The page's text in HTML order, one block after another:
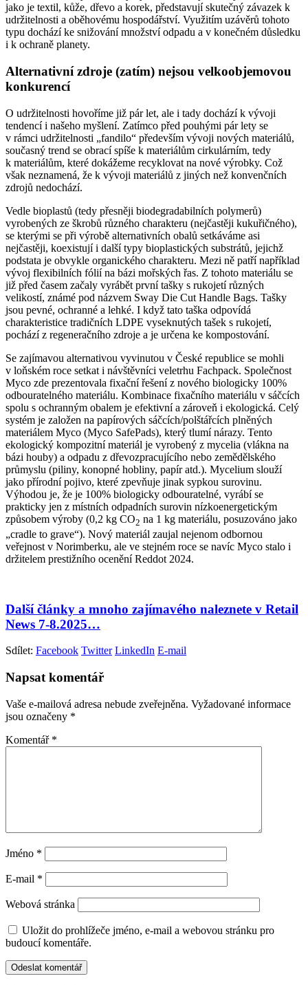
jako je textil, kůže, dřevo a korek, představují skutečný závazek k
udržitelnosti a oběhovému hospodářství. Využitím uzávěrů tohoto
typu dochází ke snižování množství odpadu a v konečném důsledku
i k ochraně planety.
Alternativní zdroje (zatím) nejsou velkoobjemovou
konkurencí
O udržitelnosti hovoříme již pár let, ale i tady dochází k vývoji
tendencí i našeho myšlení. Zatímco před pouhými pár lety se
v rámci udržitelnosti „fandilo“ především vývoji nových materiálů,
současný trend se obrací spíše k materiálům cirkulárním, tedy
k materiálům, které dokážeme recyklovat na nové výrobky. Což
však neznamená, že k vývoji materiálů z jiných než konvenčních
zdrojů nedochází.
Vedle bioplastů (tedy přesněji biodegradabilních polymerů)
vyrobených ze škrobů různého charakteru (nejčastěji kukuřičného),
se kterými se při výrobě alternativních obalů setkáváme asi
nejčastěji, koexistují i další typy bioplastických substrátů, jejichž
podstata je obvykle organického charakteru. Mezi ně patří například
vývoj flexibilních fólií na bázi mořských řas. Z tohoto materiálu se
již před časem začaly vyrábět první tašky s rukojetí různých
velikostí, známé pod názvem Sway Die Cut Handle Bags. Tašky
jsou pevné, ochranné a lehké. I když tato taška odpovídá
charakteristice tradičních LDPE vyseknutých tašek s rukojetí,
pochází z regeneračního zdroje a je určena ke kompostování.
Se zajímavou alternativou vyvinutou v České republice se mohli
v loňském roce setkat i návštěvníci veletrhu Fachpack. Společnost
Myco zde prezentovala fixační řešení z nového biologicky 100%
odbouratelného materiálu. Kombinace fixačního materiálu v sáčcích
spolu s ochranným obalem je efektivní a zároveň i ekologická. Celý
systém je založen na papírových sáčcích/polštářcích plněných
materiálem Myco (Myco SafePads), který tlumí nárazy. Tento
ekologický kompozitní materiál je vyrobený z mycelia (vlákna na
bázi houby) a odpadu z dřevozpracujícího nebo zemědělského
průmyslu (piliny, konopné hobliny, papír atd.). Mycelium slouží
jako přírodní pojivo, které zpevňuje jinak sypkou surovinu.
Výhodou je, že je 100% biologicky odbouratelné, vyrábí se
prakticky jen z místních odpadních surovin nízkoenergetickým
způsobem výroby (0,2 kg CO2 na 1 kg materiálu, posuzováno jako
„cradle to grave“). Nový materiál zaujal nejenom odbornou
veřejnost v Norimberku, ale ve stejném roce se navíc Myco stalo i
držitelem prestižního ocenění Reddot 2024.
Další články a mnoho zajímavého naleznete v Retail
News 7-8.2025…
Sdílet: Facebook Twitter LinkedIn E-mail
Napsat komentář
Vaše e-mailová adresa nebude zveřejněna. Vyžadované informace
jsou označeny *
Komentář *
Jméno *
E-mail *
Webová stránka
Uložit do prohlížeče jméno, e-mail a webovou stránku pro
budoucí komentáře.